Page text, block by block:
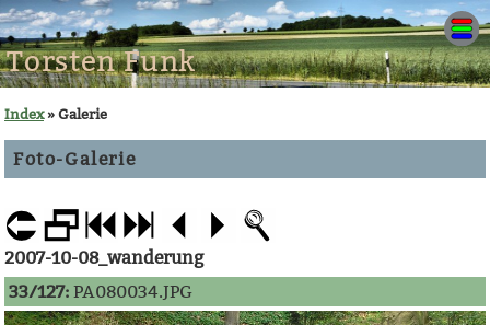
Torsten Funk
Index» Galerie
Foto-Galerie
2007-10-08_wanderung
33/127: PA080034.JPG